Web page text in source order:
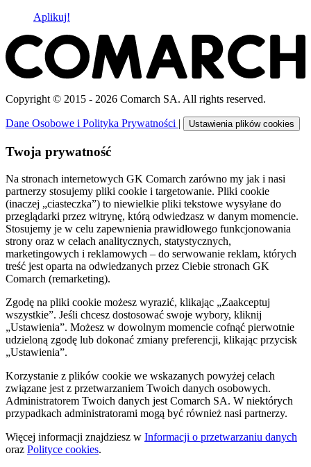
Aplikuj!
Copyright © 2015 - 2026 Comarch SA. All rights reserved.
Dane Osobowe i Polityka Prywatności | Ustawienia plików cookies
Twoja prywatność
Na stronach internetowych GK Comarch zarówno my jak i nasi
partnerzy stosujemy pliki cookie i targetowanie. Pliki cookie
(inaczej „ciasteczka”) to niewielkie pliki tekstowe wysyłane do
przeglądarki przez witrynę, którą odwiedzasz w danym momencie.
Stosujemy je w celu zapewnienia prawidłowego funkcjonowania
strony oraz w celach analitycznych, statystycznych,
marketingowych i reklamowych – do serwowanie reklam, których
treść jest oparta na odwiedzanych przez Ciebie stronach GK
Comarch (remarketing).
Zgodę na pliki cookie możesz wyrazić, klikając „Zaakceptuj
wszystkie”. Jeśli chcesz dostosować swoje wybory, kliknij
„Ustawienia”. Możesz w dowolnym momencie cofnąć pierwotnie
udzieloną zgodę lub dokonać zmiany preferencji, klikając przycisk
„Ustawienia”.
Korzystanie z plików cookie we wskazanych powyżej celach
związane jest z przetwarzaniem Twoich danych osobowych.
Administratorem Twoich danych jest Comarch SA. W niektórych
przypadkach administratorami mogą być również nasi partnerzy.
Więcej informacji znajdziesz w Informacji o przetwarzaniu danych
oraz Polityce cookies.